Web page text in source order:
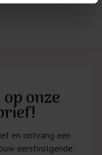
onze
en ontvang een
eerstvolgende